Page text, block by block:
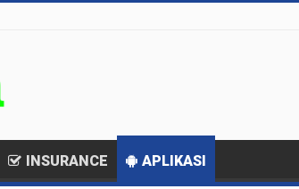
INSURANCE APLIKASI